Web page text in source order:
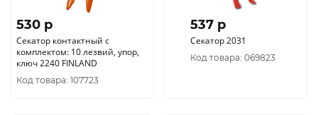
530 p
Секатор контактный с
комплектом: 10 лезвий, упор,
ключ 2240 FINLAND
Код товара: 107723
537 p
Секатор 2031
Код товара: 069823